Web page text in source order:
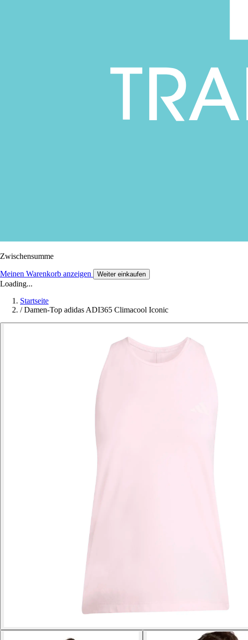
Zwischensumme
Meinen Warenkorb anzeigen Weiter einkaufen
Loading...
Startseite
/ Damen-Top adidas ADI365 Climacool Iconic